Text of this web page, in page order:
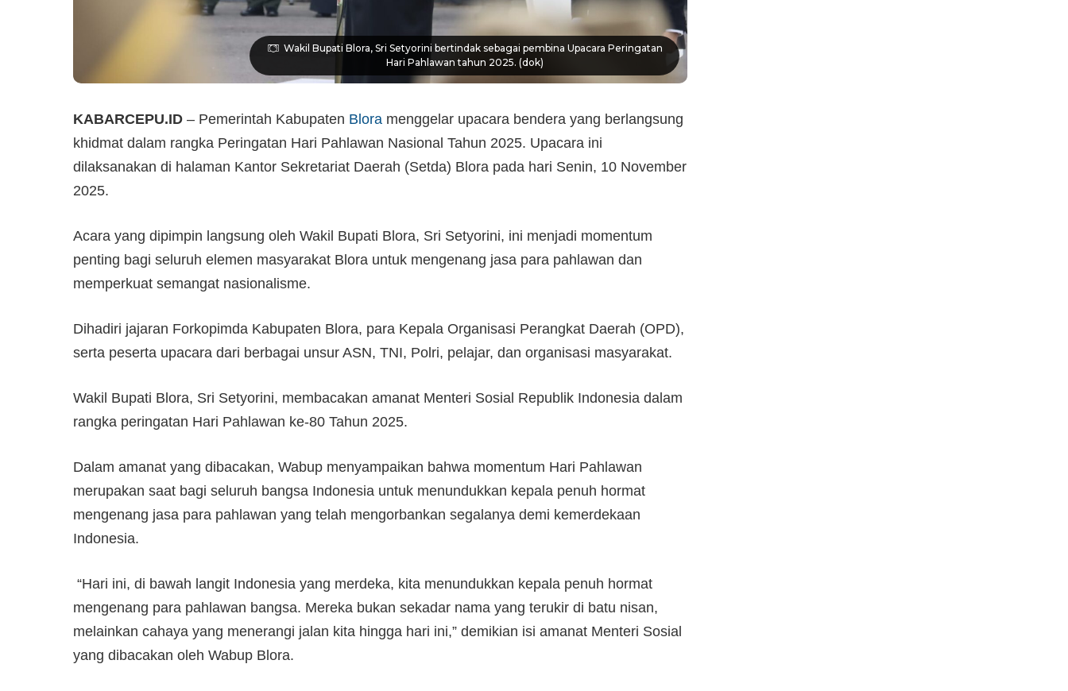
Wakil Bupati Blora, Sri Setyorini bertindak sebagai pembina Upacara Peringatan
Hari Pahlawan tahun 2025. (dok)
KABARCEPU.ID – Pemerintah Kabupaten Blora menggelar upacara bendera yang berlangsung
khidmat dalam rangka Peringatan Hari Pahlawan Nasional Tahun 2025. Upacara ini
dilaksanakan di halaman Kantor Sekretariat Daerah (Setda) Blora pada hari Senin, 10 November
2025.
​Acara yang dipimpin langsung oleh Wakil Bupati Blora, Sri Setyorini, ini menjadi momentum
penting bagi seluruh elemen masyarakat Blora untuk mengenang jasa para pahlawan dan
memperkuat semangat nasionalisme.
Dihadiri jajaran Forkopimda Kabupaten Blora, para Kepala Organisasi Perangkat Daerah (OPD),
serta peserta upacara dari berbagai unsur ASN, TNI, Polri, pelajar, dan organisasi masyarakat.
‎Wakil Bupati Blora, Sri Setyorini, membacakan amanat Menteri Sosial Republik Indonesia dalam
rangka peringatan Hari Pahlawan ke-80 Tahun 2025.
‎Dalam amanat yang dibacakan, Wabup menyampaikan bahwa momentum Hari Pahlawan
merupakan saat bagi seluruh bangsa Indonesia untuk menundukkan kepala penuh hormat
mengenang jasa para pahlawan yang telah mengorbankan segalanya demi kemerdekaan
Indonesia.
‎ “Hari ini, di bawah langit Indonesia yang merdeka, kita menundukkan kepala penuh hormat
mengenang para pahlawan bangsa. Mereka bukan sekadar nama yang terukir di batu nisan,
melainkan cahaya yang menerangi jalan kita hingga hari ini,” demikian isi amanat Menteri Sosial
yang dibacakan oleh Wabup Blora.